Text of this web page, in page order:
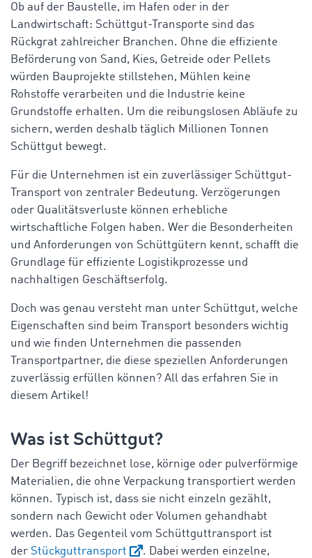
Ob auf der Baustelle, im Hafen oder in der
Landwirtschaft: Schüttgut-Transporte sind das
Rückgrat zahlreicher Branchen. Ohne die effiziente
Beförderung von Sand, Kies, Getreide oder Pellets
würden Bauprojekte stillstehen, Mühlen keine
Rohstoffe verarbeiten und die Industrie keine
Grundstoffe erhalten. Um die reibungslosen Abläufe zu
sichern, werden deshalb täglich Millionen Tonnen
Schüttgut bewegt.
Für die Unternehmen ist ein zuverlässiger Schüttgut-
Transport von zentraler Bedeutung. Verzögerungen
oder Qualitätsverluste können erhebliche
wirtschaftliche Folgen haben. Wer die Besonderheiten
und Anforderungen von Schüttgütern kennt, schafft die
Grundlage für effiziente Logistikprozesse und
nachhaltigen Geschäftserfolg.
Doch was genau versteht man unter Schüttgut, welche
Eigenschaften sind beim Transport besonders wichtig
und wie finden Unternehmen die passenden
Transportpartner, die diese speziellen Anforderungen
zuverlässig erfüllen können? All das erfahren Sie in
diesem Artikel!
Was ist Schüttgut?
Der Begriff bezeichnet lose, körnige oder pulverförmige
Materialien, die ohne Verpackung transportiert werden
können. Typisch ist, dass sie nicht einzeln gezählt,
sondern nach Gewicht oder Volumen gehandhabt
werden. Das Gegenteil vom Schüttguttransport ist
der Stückguttransport
. Dabei werden einzelne,